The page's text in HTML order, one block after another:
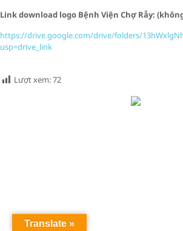
Link download logo Bệnh Viện Chợ Rẫy:
https://drive.google.com/drive/folders/
usp=drive_link
Lượt xem:72
Translate »